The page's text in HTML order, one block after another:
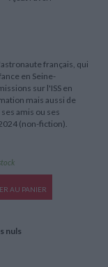
ancienne et médiévale
Audio - Livres lus
Humour
historiques
Géographie
français, qui
en Seine-
sur l'ISS en
mais aussi de
amis ou ses
(non-fiction).
AU PANIER
nuls